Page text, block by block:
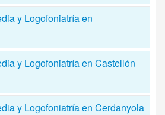
y Logofoniatría en
y Logofoniatría en Castellón
y Logofoniatría en Cerdanyola